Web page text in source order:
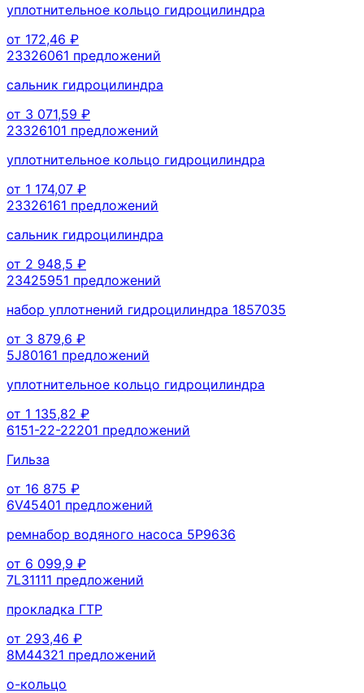
уплотнительное кольцо гидроцилиндра
от 172,46 ₽
23326061 предложений
сальник гидроцилиндра
от 3 071,59 ₽
23326101 предложений
уплотнительное кольцо гидроцилиндра
от 1 174,07 ₽
23326161 предложений
сальник гидроцилиндра
от 2 948,5 ₽
23425951 предложений
набор уплотнений гидроцилиндра 1857035
от 3 879,6 ₽
5J80161 предложений
уплотнительное кольцо гидроцилиндра
от 1 135,82 ₽
6151-22-22201 предложений
Гильза
от 16 875 ₽
6V45401 предложений
ремнабор водяного насоса 5P9636
от 6 099,9 ₽
7L31111 предложений
прокладка ГТР
от 293,46 ₽
8M44321 предложений
о-кольцо